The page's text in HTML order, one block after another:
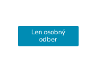
Len osobný
odber